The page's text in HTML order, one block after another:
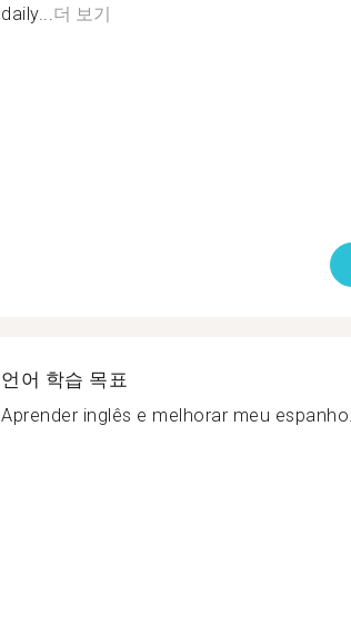
daily...더 보기
언어 학습 목표
Aprender inglês e melhorar meu